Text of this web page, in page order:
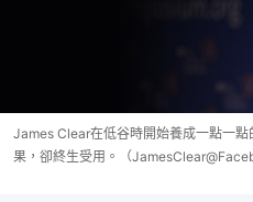
James Clear在低谷時開始養成一點一
果，卻終生受用。（